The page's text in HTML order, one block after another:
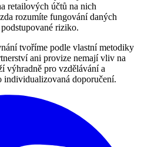
retailových účtů na nich
rozumíte fungování daných
riziko.
tvoříme podle vlastní metodiky
ani provize nemají vliv na
výhradně pro vzdělávání a
individualizovaná doporučení.